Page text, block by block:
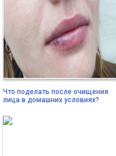
Что поделать после очищения
лица в домашних условиях?